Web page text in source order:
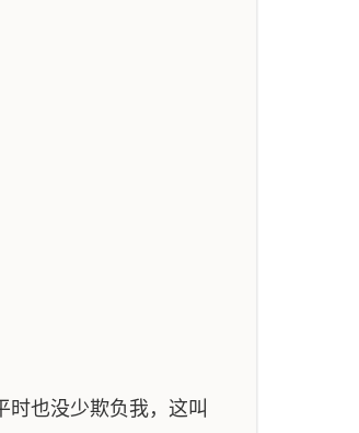
也没少欺负我，这叫